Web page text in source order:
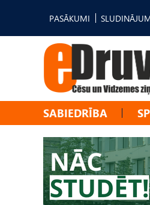
PASĀKUMI
SABIEDRĪBA